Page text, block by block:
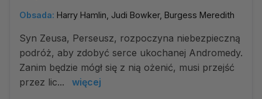
Obsada: Harry Hamlin, Judi Bowker, Burgess Meredith
Syn Zeusa, Perseusz, rozpoczyna niebezpieczną
podróż, aby zdobyć serce ukochanej Andromedy.
Zanim będzie mógł się z nią ożenić, musi przejść
przez lic...
więcej